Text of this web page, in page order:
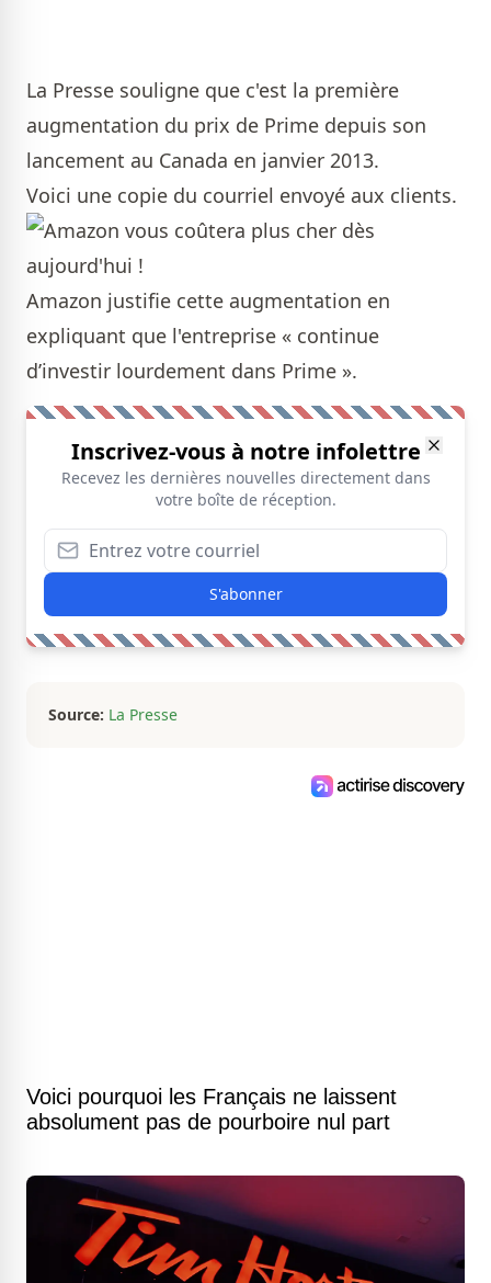
La Presse souligne que c'est la première
augmentation du prix de Prime depuis son
lancement au Canada en janvier 2013.
Voici une copie du courriel envoyé aux clients.
Amazon justifie cette au gmentation en
expliquant que l'entreprise « continue
d’investir lourdement dans Prime ».
Inscrivez-vous à notre infolettre
Recevez les dernières nouvelles directement dans
votre boîte de réception.
S'abonner
Source: La Presse
Voici pourquoi les Français ne laissent
absolument pas de pourboire nul part